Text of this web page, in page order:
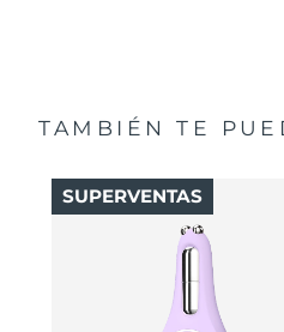
TAMBIÉN TE
SUPERVENTAS